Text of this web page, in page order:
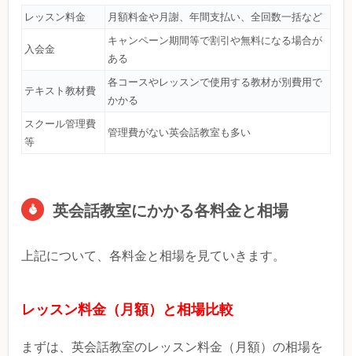
レッスン料金 月額料金や月謝、年間支払い、全回数一括など
入会金
キャンペーン期間等で割引や無料になる場合が
ある
テキスト教材費
各コースやレッスンで使用する教材が別費用で
かかる
スクール管理費
等
管理費がない英会話教室も多い
英会話教室にかかる各料金と相場
上記について、各料金と相場を見ていきます。
レッスン料金（月額）と相場比較
まずは、英会話教室のレッスン料金（月額）の相場を